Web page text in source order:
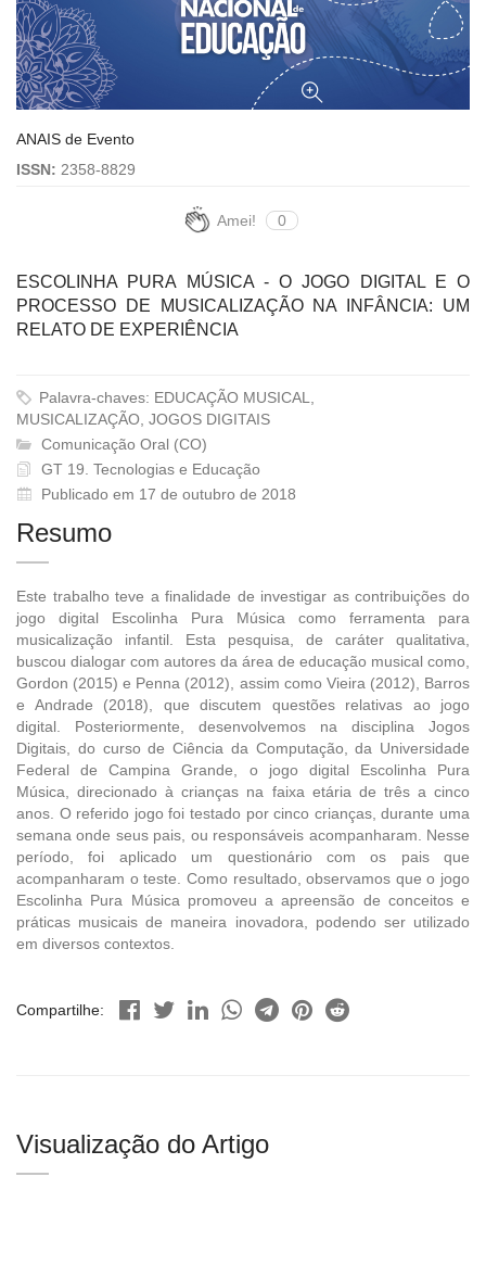
ANAIS de Evento
ISSN: 2358-8829
Amei! 0
ESCOLINHA PURA MÚSICA - O JOGO DIGITAL E O
PROCESSO DE MUSICALIZAÇÃO NA INFÂNCIA: UM
RELATO DE EXPERIÊNCIA
Palavra-chaves: EDUCAÇÃO MUSICAL,
MUSICALIZAÇÃO, JOGOS DIGITAIS
Comunicação Oral (CO)
GT 19. Tecnologias e Educação
Publicado em 17 de outubro de 2018
Resumo
Este trabalho teve a finalidade de investigar as contribuições do
jogo digital Escolinha Pura Música como ferramenta para
musicalização infantil. Esta pesquisa, de caráter qualitativa,
buscou dialogar com autores da área de educação musical como,
Gordon (2015) e Penna (2012), assim como Vieira (2012), Barros
e Andrade (2018), que discutem questões relativas ao jogo
digital. Posteriormente, desenvolvemos na disciplina Jogos
Digitais, do curso de Ciência da Computação, da Universidade
Federal de Campina Grande, o jogo digital Escolinha Pura
Música, direcionado à crianças na faixa etária de três a cinco
anos. O referido jogo foi testado por cinco crianças, durante uma
semana onde seus pais, ou responsáveis acompanharam. Nesse
período, foi aplicado um questionário com os pais que
acompanharam o teste. Como resultado, observamos que o jogo
Escolinha Pura Música promoveu a apreensão de conceitos e
práticas musicais de maneira inovadora, podendo ser utilizado
em diversos contextos.
Compartilhe:
Visualização do Artigo